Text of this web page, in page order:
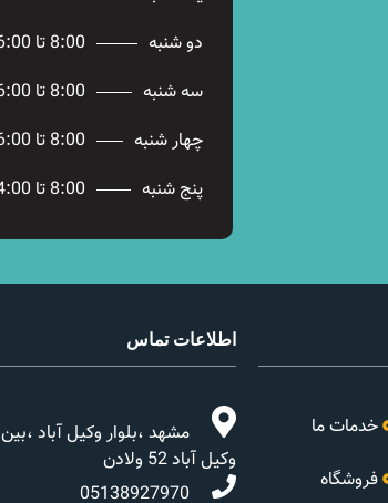
دو شنبه
8:00 تا 16:00
سه شنبه
8:00 تا 16:00
چهار شنبه
8:00 تا 16:00
پنج شنبه
8:00 تا 14:00
خدمات ما
فروشگاه
اطلاعات تماس
مشهد ،بلوار وکیل آباد ،بین
وکیل آباد 52 ولادن
05138927970